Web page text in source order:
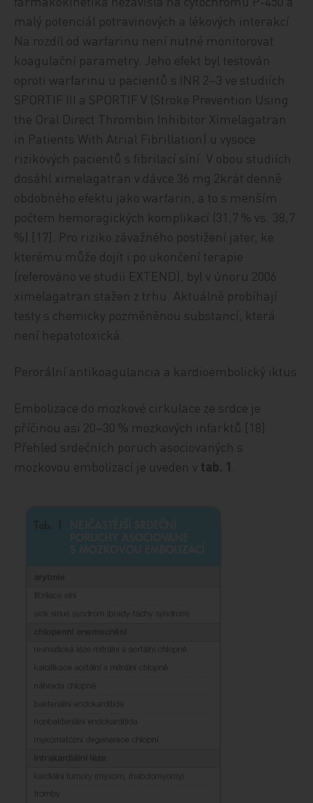
malý potenciál potravinových a lékových interakcí.
Na rozdíl od warfarinu není nutné monitorovat
koagulační parametry. Jeho efekt byl testován
oproti warfarinu u pacientů s INR 2–3 ve studiích
SPORTIF III a SPORTIF V (Stroke Prevention Using
the Oral Direct Thrombin Inhibitor Ximelagatran
in Patients With Atrial Fibrillation) u vysoce
rizikových pacientů s fibrilací síní. V obou studiích
dosáhl ximelagatran v dávce 36 mg 2krát denně
obdobného efektu jako warfarin, a to s menším
počtem hemoragických komplikací (31,7 % vs. 38,7
%) [17]. Pro riziko závažného postižení jater, ke
kterému může dojít i po ukončení terapie
(referováno ve studii EXTEND), byl v únoru 2006
ximelagatran stažen z trhu. Aktuálně probíhají
testy s chemicky pozměněnou substancí, která
není hepatotoxická.
Perorální antikoagulancia a kardioembolický iktus
Embolizace do mozkové cirkulace ze srdce je
příčinou asi 20–30 % mozkových infarktů [18].
Přehled srdečních poruch asociovaných s
mozkovou embolizací je uveden v tab. 1